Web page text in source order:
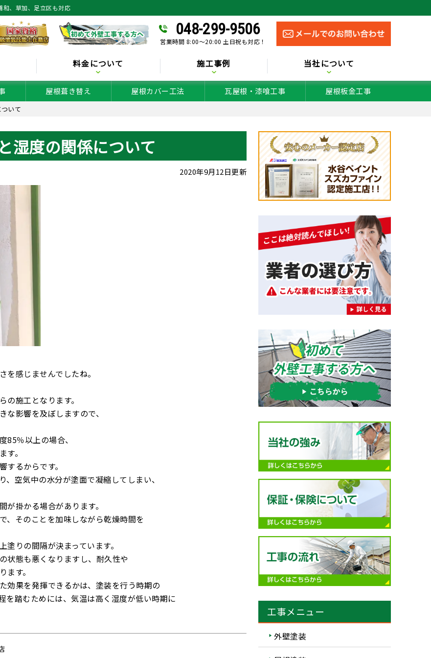
和、草加、足立区も対応
048-299-9506
営業時間 8:00～20:00 土日祝も対応！
料金について 施工事例 当社について
屋根葺き替え 屋根カバー工法 瓦屋根・漆喰工事 屋根板金工事
いて
湿度の関係について
2020年9月12日更新
感じませんでしたね。
施工となります。
影響を及ぼしますので、
％以上の場合、
す。
るからです。
空気中の水分が塗面で凝縮してしまい、
掛かる場合があります。
、そのことを加味しながら乾燥時間を
りの間隔が決まっています。
状態も悪くなりますし、耐久性や
す。
効果を発揮できるかは、塗装を行う時期の
を踏むためには、気温は高く湿度が低い時期に
工事メニュー
外壁塗装